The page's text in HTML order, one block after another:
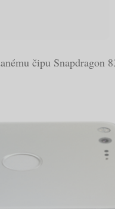
čipu Snapdragon